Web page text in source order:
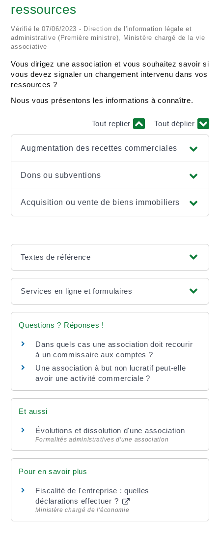
ressources
Vérifié le 07/06/2023 - Direction de l'information légale et
administrative (Première ministre), Ministère chargé de la vie
associative
Vous dirigez une association et vous souhaitez savoir si
vous devez signaler un changement intervenu dans vos
ressources ?
Nous vous présentons les informations à connaître.
Tout replier Tout déplier
Augmentation des recettes commerciales
Dons ou subventions
Acquisition ou vente de biens immobiliers
Textes de référence
Services en ligne et formulaires
Questions ? Réponses !
Dans quels cas une association doit recourir
à un commissaire aux comptes ?
Une association à but non lucratif peut-elle
avoir une activité commerciale ?
Et aussi
Évolutions et dissolution d'une association
Formalités administratives d'une association
Pour en savoir plus
Fiscalité de l'entreprise : quelles
déclarations effectuer ?
Ministère chargé de l'économie